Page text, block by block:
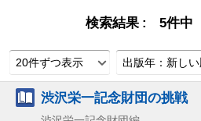
検索結果 5件中
20件ずつ表示 出版年：新し
渋沢栄一記念財団の挑戦